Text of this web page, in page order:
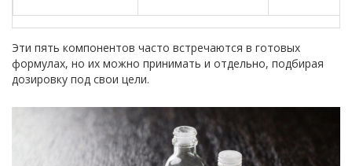
Эти пять компонентов часто встречаются в готовых
формулах, но их можно принимать и отдельно, подбирая
дозировку под свои цели.